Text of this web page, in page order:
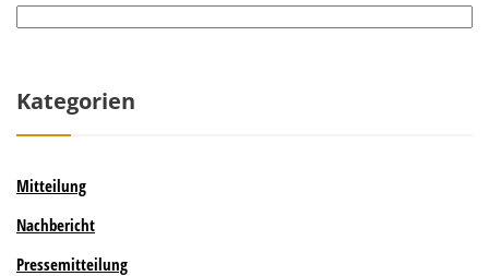
Kategorien
Mitteilung
Nachbericht
Pressemitteilung